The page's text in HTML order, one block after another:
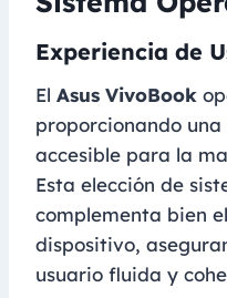
Experiencia de
El Asus VivoBook
proporcionando
accesible para la
Esta elección de
complementa bien
dispositivo,
usuario fluida y